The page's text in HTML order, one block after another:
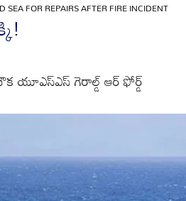
FOR REPAIRS AFTER FIRE INCIDENT
గెరాల్డ్‌ ఆర్‌ ఫోర్డ్‌